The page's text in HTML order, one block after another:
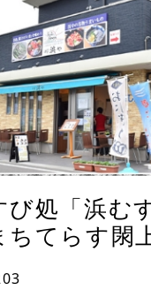
び処「浜む
ちてらす閖